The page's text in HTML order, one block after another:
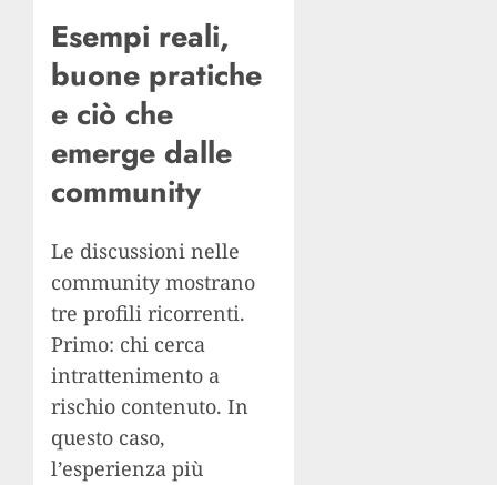
Esempi reali,
buone pratiche
e ciò che
emerge dalle
community
Le discussioni nelle
community mostrano
tre profili ricorrenti.
Primo: chi cerca
intrattenimento a
rischio contenuto. In
questo caso,
l’esperienza più